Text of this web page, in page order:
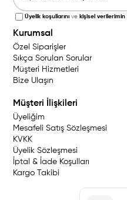
Üyelik koşullarını ve kişisel verilerimin
Kurumsal
Özel Siparişler
Sıkça Sorulan Sorular
Müşteri Hizmetleri
Bize Ulaşın
Müşteri İlişkileri
Üyeliğim
Mesafeli Satış Sözleşmesi
KVKK
Üyelik Sözleşmesi
İptal & İade Koşulları
Kargo Takibi